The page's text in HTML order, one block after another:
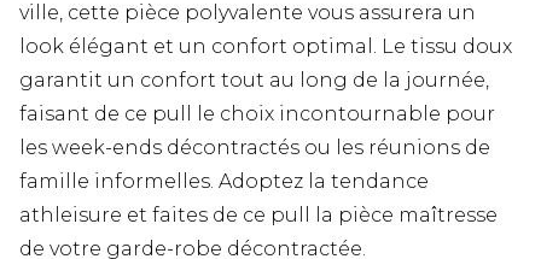
ville, cette pièce polyvalente vous assurera un
look élégant et un confort optimal. Le tissu doux
garantit un confort tout au long de la journée,
faisant de ce pull le choix incontournable pour
les week-ends décontractés ou les réunions de
famille informelles. Adoptez la tendance
athleisure et faites de ce pull la pièce maîtresse
de votre garde-robe décontractée.